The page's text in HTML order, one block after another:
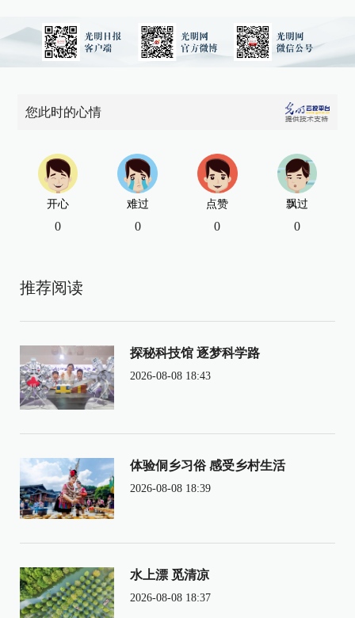
您此时的心情
开心
0
难过
0
点赞
0
飘过
0
推荐阅读
探秘科技馆 逐梦科学路
2026-08-08 18:43
体验侗乡习俗 感受乡村生活
2026-08-08 18:39
水上漂 觅清凉
2026-08-08 18:37